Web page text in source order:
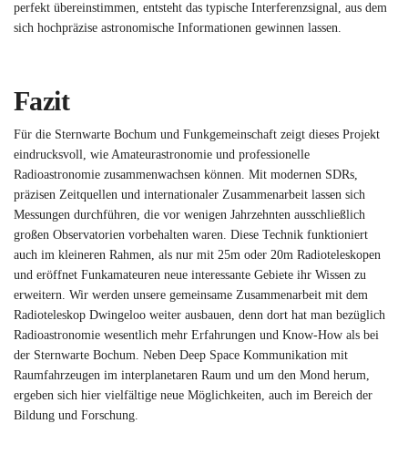
perfekt übereinstimmen, entsteht das typische Interferenzsignal, aus dem
sich hochpräzise astronomische Informationen gewinnen lassen.
Fazit
Für die Sternwarte Bochum und Funkgemeinschaft zeigt dieses Projekt
eindrucksvoll, wie Amateurastronomie und professionelle
Radioastronomie zusammenwachsen können. Mit modernen SDRs,
präzisen Zeitquellen und internationaler Zusammenarbeit lassen sich
Messungen durchführen, die vor wenigen Jahrzehnten ausschließlich
großen Observatorien vorbehalten waren. Diese Technik funktioniert
auch im kleineren Rahmen, als nur mit 25m oder 20m Radioteleskopen
und eröffnet Funkamateuren neue interessante Gebiete ihr Wissen zu
erweitern. Wir werden unsere gemeinsame Zusammenarbeit mit dem
Radioteleskop Dwingeloo weiter ausbauen, denn dort hat man bezüglich
Radioastronomie wesentlich mehr Erfahrungen und Know-How als bei
der Sternwarte Bochum. Neben Deep Space Kommunikation mit
Raumfahrzeugen im interplanetaren Raum und um den Mond herum,
ergeben sich hier vielfältige neue Möglichkeiten, auch im Bereich der
Bildung und Forschung.